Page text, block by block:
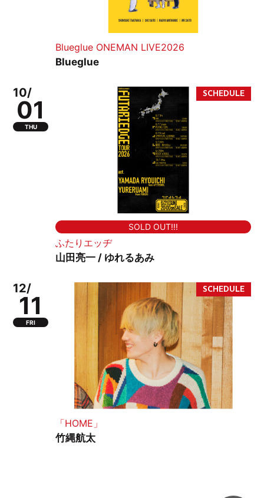
Blueglue ONEMAN LIVE2026
Blueglue
10/
01
THU
SOLD OUT!!!
ふたりエッヂ
山田亮一 / ゆれるあみ
12/
11
FRI
「HOME」
竹縄航太